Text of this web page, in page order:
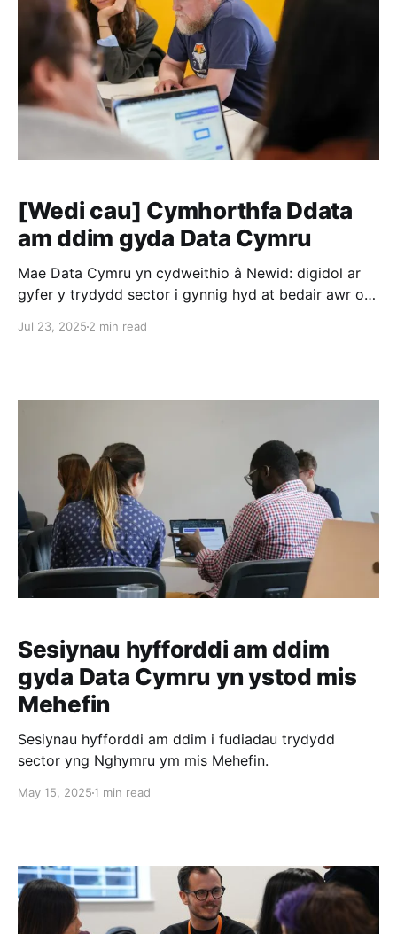
[Wedi cau] Cymhorthfa Ddata
am ddim gyda Data Cymru
Mae Data Cymru yn cydweithio â Newid: digidol ar
gyfer y trydydd sector i gynnig hyd at bedair awr o
Jul 23, 2025 2 min read
Sesiynau hyfforddi am ddim
gyda Data Cymru yn ystod mis
Mehefin
Sesiynau hyfforddi am ddim i fudiadau trydydd
sector yng Nghymru ym mis Mehefin.
May 15, 2025 1 min read